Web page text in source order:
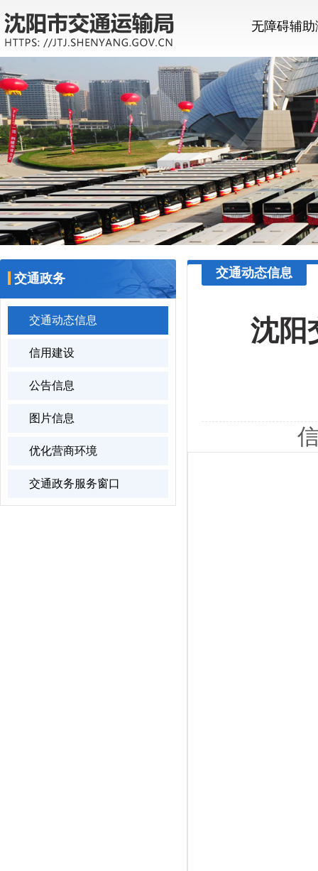
无障碍辅
交通政务
交通动态信息
信用建设
公告信息
图片信息
优化营商环境
交通政务服务窗口
交通动态信息
沈阳